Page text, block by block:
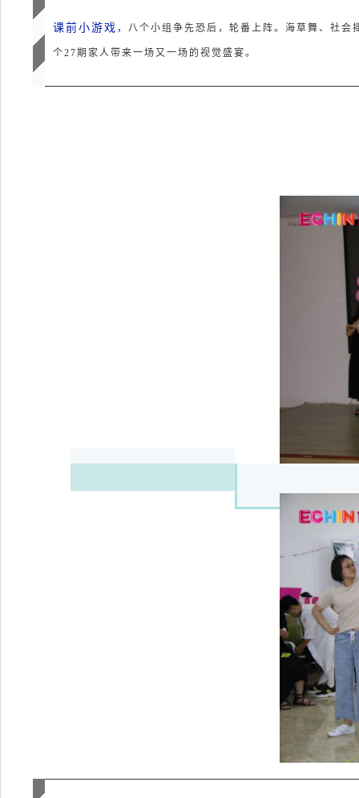
课前小游戏 ， 八个小组争先恐后，轮番上阵。 海草舞、社会
个27期家人带来一场又一场的视觉盛宴。